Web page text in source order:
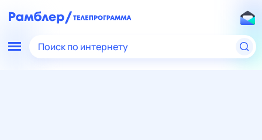
Поиск по интернету